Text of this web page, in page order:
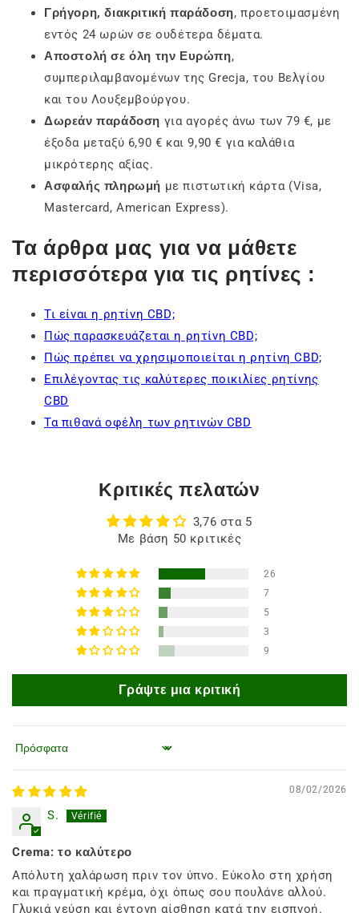
Γρήγορη, διακριτική παράδοση, προετοιμασμένη
εντός 24 ωρών σε ουδέτερα δέματα.
Αποστολή σε όλη την Ευρώπη,
συμπεριλαμβανομένων της Grecja, του Βελγίου
και του Λουξεμβούργου.
Δωρεάν παράδοση για αγορές άνω των 79 €, με
έξοδα μεταξύ 6,90 € και 9,90 € για καλάθια
μικρότερης αξίας.
Ασφαλής πληρωμή με πιστωτική κάρτα (Visa,
Mastercard, American Express).
Τα άρθρα μας για να μάθετε
περισσότερα για τις ρητίνες :
Τι είναι η ρητίνη CBD;
Πώς παρασκευάζεται η ρητίνη CBD;
Πώς πρέπει να χρησιμοποιείται η ρητίνη CBD;
Επιλέγοντας τις καλύτερες ποικιλίες ρητίνης
CBD
Τα πιθανά οφέλη των ρητινών CBD
Κριτικές πελατών
3,76 στα 5
Με βάση 50 κριτικές
26
7
5
3
9
Γράψτε μια κριτική
Ταξινόμηση κατά
08/02/2026
S.
Crema: το καλύτερο
Απόλυτη χαλάρωση πριν τον ύπνο. Εύκολο στη χρήση
και πραγματική κρέμα, όχι όπως σου πουλάνε αλλού.
Γλυκιά γεύση και έντονη αίσθηση κατά την εισπνοή.